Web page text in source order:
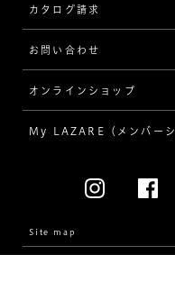
ダブルサイドメレ
ラインメレ
人気の婚約指輪
結婚指輪（マリッジリン
[素材から選ぶ]
ダイヤモンド
プロポーズ
結婚式
カタログ請求
お問い合わせ
オンラインショップ
My LAZARE（メンバーシ
Site map